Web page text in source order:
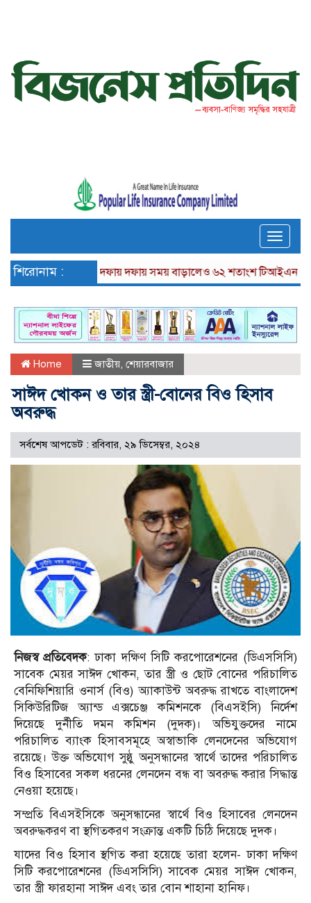
Toggle
শিরোনাম : দফায় দফায় সময় বাড়ালেও ৬২ শতাংশ টিআইএনধারী
Home জাতীয় শেয়ারবাজার
সাঈদ খোকন ও তার স্ত্রী-বোনের বিও হিসাব
অবরুদ্ধ
সর্বশেষ আপডেট : রবিবার, ২৯ ডিসেম্বর, ২০২৪
নিজস্ব প্রতিবেদক: ঢাকা দক্ষিণ সিটি করপোরেশনের (ডিএসসিসি)
সাবেক মেয়র সাঈদ খোকন, তার স্ত্রী ও ছোট বোনের পরিচালিত
বেনিফিশিয়ারি ওনার্স (বিও) অ্যাকাউন্ট অবরুদ্ধ রাখতে বাংলাদেশ
সিকিউরিটিজ অ্যান্ড এক্সচেঞ্জ কমিশনকে (বিএসইসি) নির্দেশ
দিয়েছে দুর্নীতি দমন কমিশন (দুদক)। অভিযুক্তদের নামে
পরিচালিত ব‌্যাংক হিসাবসমূহে অস্বাভাকি লেনদেনের অভিযোগ
রয়েছে। উক্ত অভিযোগ সুষ্ঠু অনুসন্ধানের স্বার্থে তাদের পরিচালিত
বিও হিসাবের সকল ধরনের লেনদেন বন্ধ বা অবরুদ্ধ করার সিদ্ধান্ত
নেওয়া হয়েছে।
সম্প্রতি বিএসইসিকে অনুসন্ধানের স্বার্থে বিও হিসাবের লেনদেন
অবরুদ্ধকরণ বা স্থগিতকরণ সংক্রান্ত একটি চিঠি দিয়েছে দুদক।
যাদের বিও হিসাব স্থগিত করা হয়েছে তারা হলেন- ঢাকা দক্ষিণ
সিটি করপোরেশনের (ডিএসসিসি) সাবেক মেয়র সাঈদ খোকন,
তার স্ত্রী ফারহানা সাঈদ এবং তার বোন শাহানা হানিফ।